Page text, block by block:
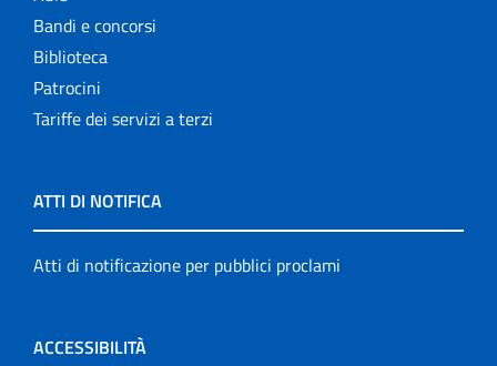
Bandi e concorsi
Biblioteca
Patrocini
Tariffe dei servizi a terzi
ATTI DI NOTIFICA
Atti di notificazione per pubblici proclami
ACCESSIBILITÀ